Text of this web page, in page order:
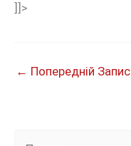
]]>
← Попередній Запис